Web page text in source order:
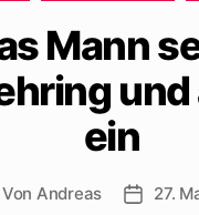
Mann
und
ein
Von Andreas
27.